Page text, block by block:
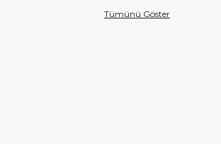
Tümünü Göster